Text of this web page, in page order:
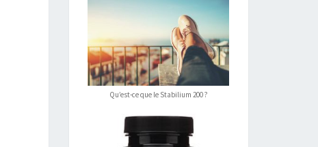
Qu’est-ce que le Stabilium 200 ?